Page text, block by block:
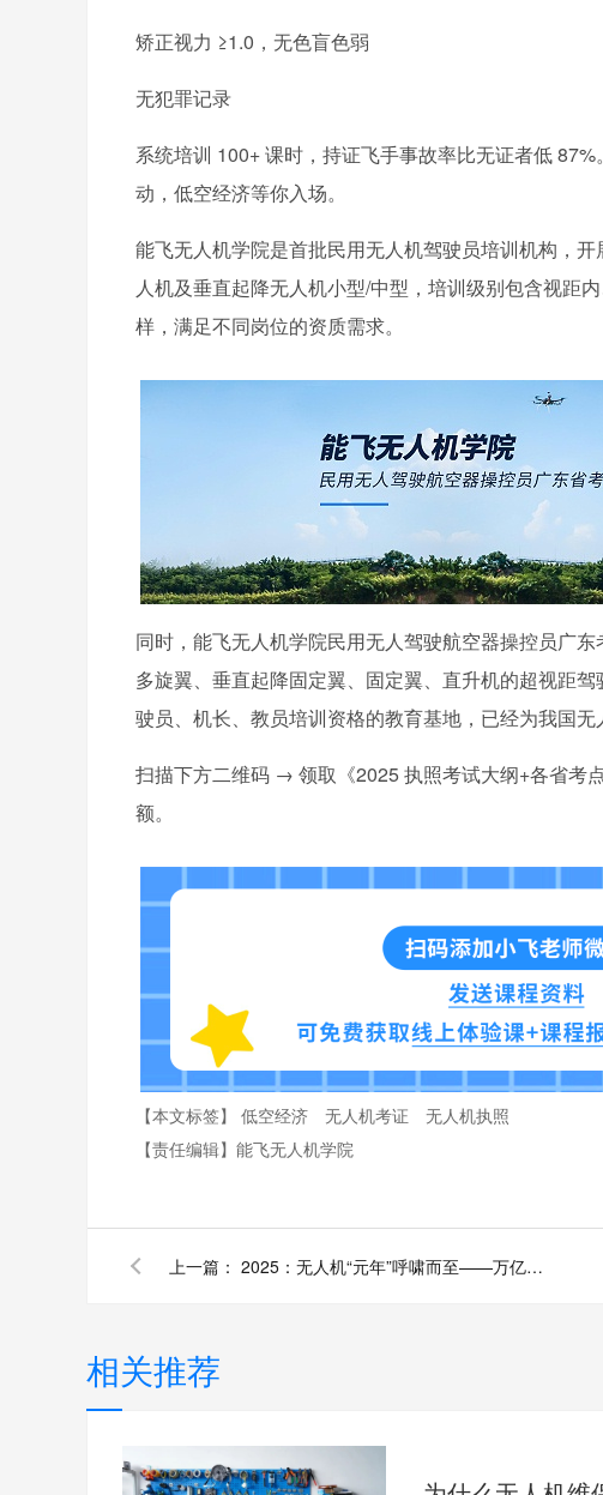
矫正视力 ≥1.0，无色盲色弱
无犯罪记录
系统培训 100+ 课时，持证飞手事故率比无证者低
动，低空经济等你入场。
能飞无人机学院是首批民用无人机驾驶员培训机构，
人机及垂直起降无人机小型/中型，培训级别包含视距
样，满足不同岗位的资质需求。
同时，能飞无人机学院民用无人驾驶航空器操控员广
多旋翼、垂直起降固定翼、固定翼、直升机的超视距
驶员、机长、教员培训资格的教育基地，已经为我国
扫描下方二维码 → 领取《2025 执照考试大纲+各省
额。
【本文标签】 低空经济 无人机考证
无人机执照
【责任编辑】 能飞无人机学院
上一篇： 2025：无人机“元年”呼啸而至——万亿级产业革命下的中国图景
相关推荐